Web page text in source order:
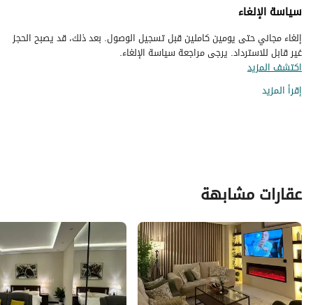
سياسة الإلغاء
إلغاء مجاني حتى يومين كاملين قبل تسجيل الوصول. بعد ذلك، قد يصبح الحجز
غير قابل للاسترداد. يرجى مراجعة سياسة الإلغاء.
اكتشف المزيد
إقرأ المزيد
عقارات مشابهة